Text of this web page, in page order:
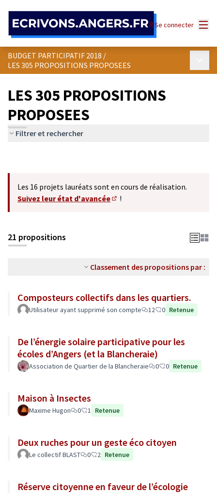
Se connecter
BUDGET PARTICIPATIF 2018 /
LES 305 PROPOSITIONS PROPOSEES
LES 305 PROPOSITIONS
PROPOSEES
Filtrer et rechercher
Les 16 projets lauréats sont en cours de réalisation.
Suivez leur état d'avancée
!
21 propositions
Classement des propositions par :
Composteurs collectifs dans les quartiers.
Utilisateur ayant supprimé son compte 12 0 Retenue
De l’énergie solaire participative pour les
écoles d’Angers (et la Blancheraie)
Association de Quartier de la Blancheraie 0 0 Retenue
Maison à Insectes
Maxime Hugon 0 1 Retenue
Deux ruches pour un geste éco citoyen
Le collectif BLAST 0 2 Retenue
Réserve citoyenne en faveur de l’écologie